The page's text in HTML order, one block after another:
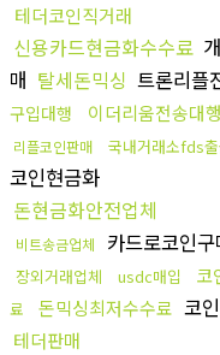
테더코인직거래
신용카드현금화수수료
매 탈세돈믹싱 트론리플
구입대행
이더리움전송대행
리플코인판매 국내거래소fds
코인현금화
돈현금화안전업체
비트송금업체 카드로코인
장외거래업체 usdc매입 코
료
돈믹싱최저수수료 코
테더판매